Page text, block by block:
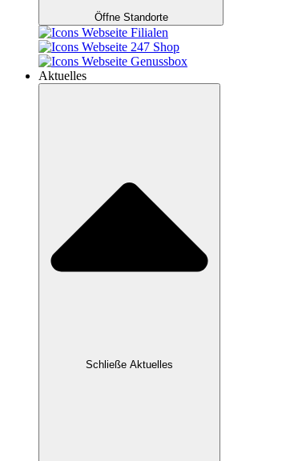
Öffne Standorte
Aktuelles
Schließe Aktuelles